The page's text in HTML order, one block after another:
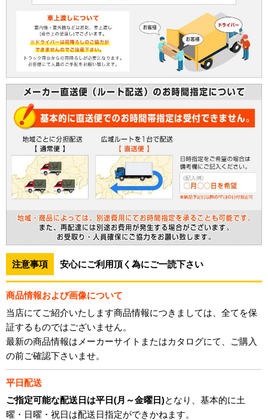
注意事項 安心にご利用頂く為にご一読下さい
商品情報および画像について
当店にてご紹介いたします商品情報につきましては、全てを保
証するものではございません。
最新の商品情報はメーカーサイトまたはカタログにて、ご購入
の前ご確認下さいませ。
平日配送
ご指定可能な配送日は平日(月～金曜日)となり、基本的に土
曜・日曜・祝日は配送日指定ができかねます。